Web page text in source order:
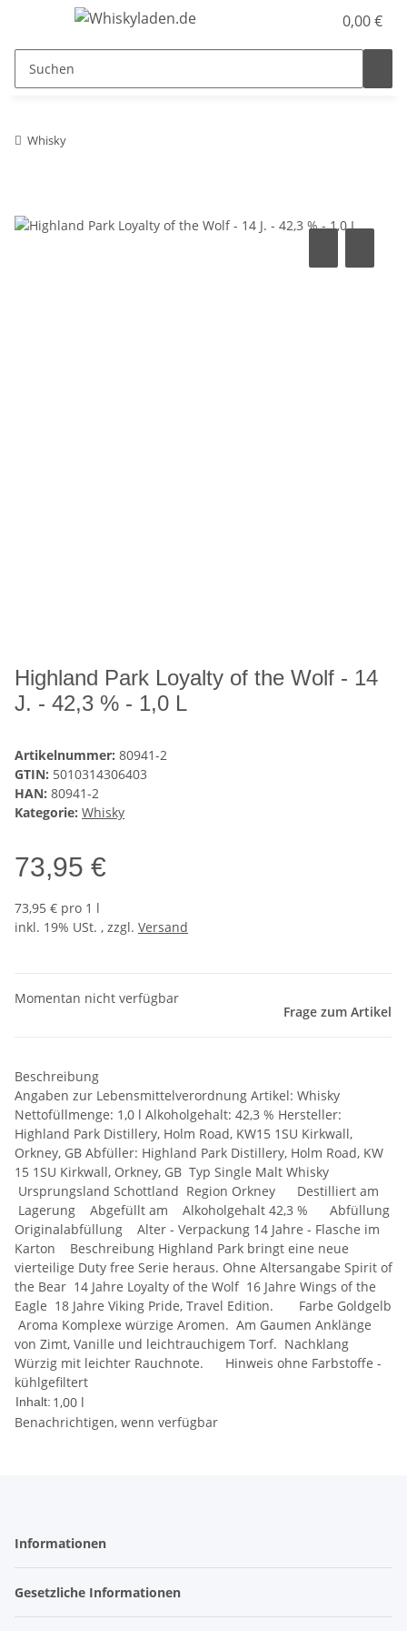
0,00 €
Whisky
Highland Park Loyalty of the Wolf - 14
J. - 42,3 % - 1,0 L
Artikelnummer: 80941-2
GTIN: 5010314306403
HAN: 80941-2
Kategorie: Whisky
73,95 €
73,95 € pro 1 l
inkl. 19% USt. , zzgl. Versand
Momentan nicht verfügbar
Frage zum Artikel
Beschreibung
Angaben zur Lebensmittelverordnung Artikel: Whisky
Nettofüllmenge: 1,0 l Alkoholgehalt: 42,3 % Hersteller:
Highland Park Distillery, Holm Road, KW15 1SU Kirkwall,
Orkney, GB Abfüller: Highland Park Distillery, Holm Road, KW
15 1SU Kirkwall, Orkney, GB Typ Single Malt Whisky
Ursprungsland Schottland Region Orkney Destilliert am
Lagerung Abgefüllt am Alkoholgehalt 42,3 % Abfüllung
Originalabfüllung Alter - Verpackung 14 Jahre - Flasche im
Karton Beschreibung Highland Park bringt eine neue
vierteilige Duty free Serie heraus. Ohne Altersangabe Spirit of
the Bear 14 Jahre Loyalty of the Wolf 16 Jahre Wings of the
Eagle 18 Jahre Viking Pride, Travel Edition. Farbe Goldgelb
Aroma Komplexe würzige Aromen. Am Gaumen Anklänge
von Zimt, Vanille und leichtrauchigem Torf. Nachklang
Würzig mit leichter Rauchnote. Hinweis ohne Farbstoffe -
kühlgefiltert
Inhalt: 1,00 l
Benachrichtigen, wenn verfügbar
Informationen
Gesetzliche Informationen